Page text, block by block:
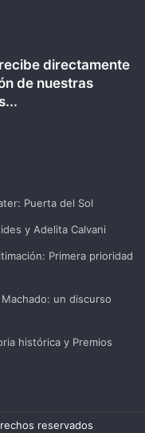
directamente
de nuestras
Puerta del Sol
y Adelita Calvani
Primera prioridad
un discurso
histórica y Premios
reservados